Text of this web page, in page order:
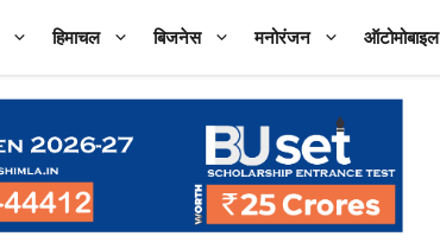
हिमाचल बिजनेस मनोरंजन ऑटोमोबाइल